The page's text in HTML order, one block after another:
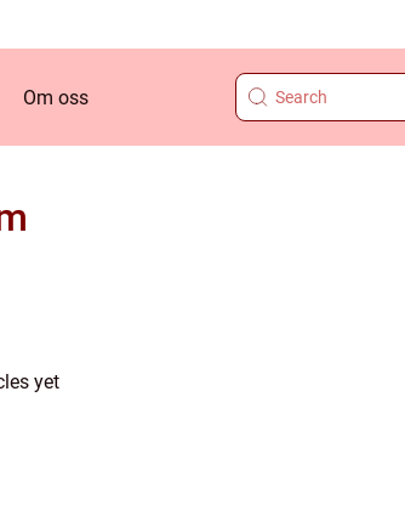
Om oss
yet